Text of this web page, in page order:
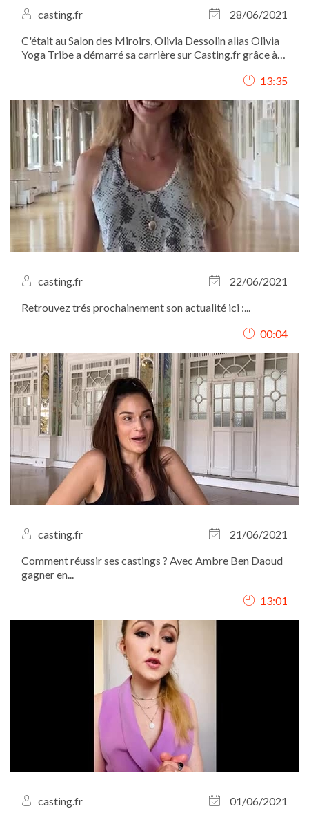
casting.fr
28/06/2021
C'était au Salon des Miroirs, Olivia Dessolin alias Olivia
Yoga Tribe a démarré sa carrière sur Casting.fr grâce à
13:35
casting.fr
22/06/2021
Retrouvez trés prochainement son actualité ici :...
00:04
casting.fr
21/06/2021
Comment réussir ses castings ? Avec Ambre Ben Daoud
gagner en...
13:01
casting.fr
01/06/2021